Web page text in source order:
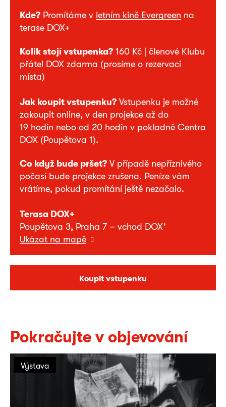
Kde? Promítáme v letním kině Evergreen na
terase DOX+
Kolik stojí vstupenka? 160 Kč | členové Klubu
přátel DOX zdarma (prosíme o rezervaci
místa)
Jak koupit vstupenku? Vstupenku je možné
zakoupit online, v den projekce až do
19 hodin nebo od 20 hodin v pokladně Centra
DOX (Poupětova 1).
Co když bude pršet? V případě nepříznivého
počasí bude projekce zrušena. Peníze vám
vrátíme, pokud promítání ještě nezačalo.
Terasa DOX+
Poupětova 3, Praha 7 – vchod DOX+
Ukázat na mapě
Koupit vstupenku
Pokračujte v objevování
Výstava